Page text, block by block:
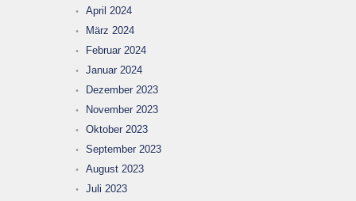
April 2024
März 2024
Februar 2024
Januar 2024
Dezember 2023
November 2023
Oktober 2023
September 2023
August 2023
Juli 2023